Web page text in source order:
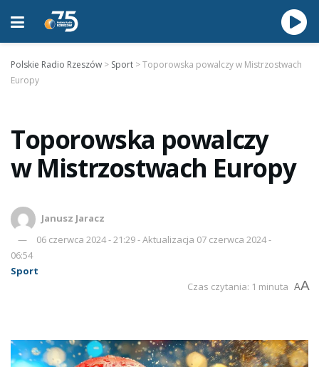
Polskie Radio Rzeszów > Sport >Toporowska powalczy w Mistrzostwach
Europy
Toporowska powalczy
w Mistrzostwach Europy
Janusz Jaracz
06 czerwca 2024 - 21:29 - Aktualizacja 07 czerwca 2024 -
06:54
Sport
Czas czytania: 1 minuta AA